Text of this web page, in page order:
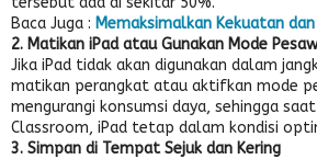
Baca Juga : Memaksimalkan Kekuatan
2. Matikan iPad atau Gunakan Mode
Jika iPad tidak akan digunakan dalam
matikan perangkat atau aktifkan mode
mengurangi konsumsi daya, sehingga
Classroom, iPad tetap dalam kondisi
3. Simpan di Tempat Sejuk dan Kering